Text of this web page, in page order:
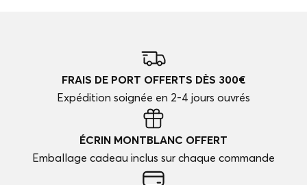
FRAIS DE PORT OFFERTS DÈS 300€
Expédition soignée en 2-4 jours ouvrés
ÉCRIN MONTBLANC OFFERT
Emballage cadeau inclus sur chaque commande